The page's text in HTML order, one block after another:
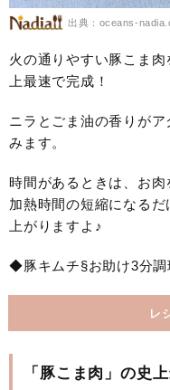
出典：oceans-
火の通りやすい豚こま
上最速で完成！
ニラとごま油の香りが
みます。
時間があるときは、お
加熱時間の短縮になる
上がりますよ♪
◆豚キムチ§お助け3分調
レ
「豚こま肉」の史